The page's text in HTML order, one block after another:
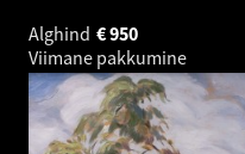
Alghind
950
€
Viimane pakkumine